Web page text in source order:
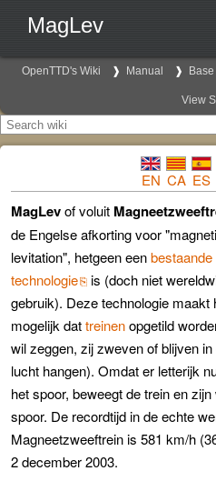
MagLev
OpenTTD's Wiki Manual
View
EN CA ES
MagLevof voluit
de Engelse afkorting voor
levitation", hetgeen eenbestaande
technologie
is (doch niet
gebruik). Deze technologie maakt
mogelijk dattreinenopgetild
wil zeggen, zij zweven of blijven in
lucht hangen). Omdat er letterijk
het spoor, beweegt de trein en
spoor. De recordtijd in de echte
Magneetzweeftrein is 581 km/h
2 december 2003.